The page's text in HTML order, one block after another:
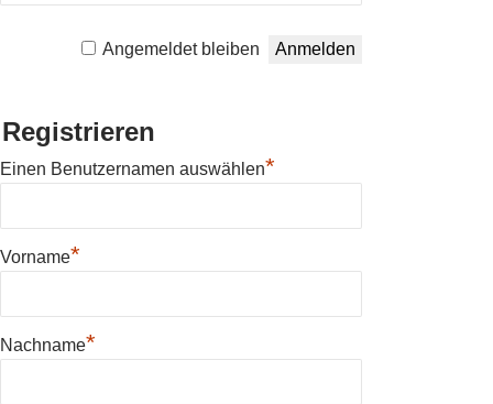
Angemeldet bleiben
Registrieren
Einen Benutzernamen auswählen*
Vorname*
Nachname*